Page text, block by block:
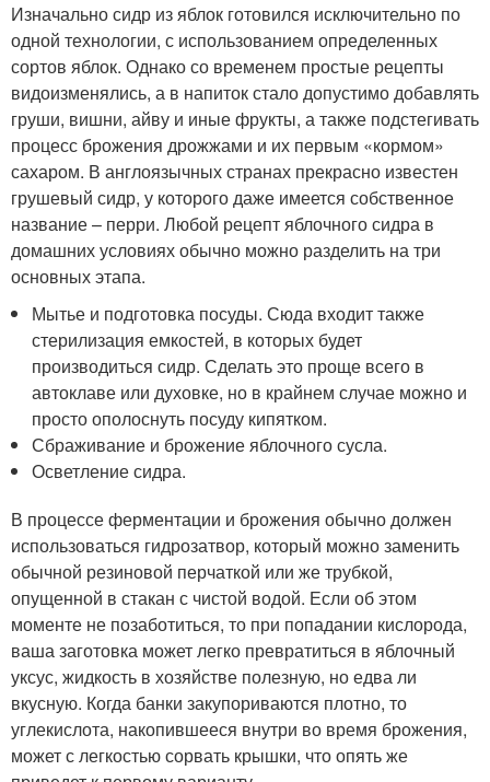
Изначально сидр из яблок готовился исключительно по
одной технологии, с использованием определенных
сортов яблок. Однако со временем простые рецепты
видоизменялись, а в напиток стало допустимо добавлять
груши, вишни, айву и иные фрукты, а также подстегивать
процесс брожения дрожжами и их первым «кормом»
сахаром. В англоязычных странах прекрасно известен
грушевый сидр, у которого даже имеется собственное
название – перри. Любой рецепт яблочного сидра в
домашних условиях обычно можно разделить на три
основных этапа.
Мытье и подготовка посуды. Сюда входит также
стерилизация емкостей, в которых будет
производиться сидр. Сделать это проще всего в
автоклаве или духовке, но в крайнем случае можно и
просто ополоснуть посуду кипятком.
Сбраживание и брожение яблочного сусла.
Осветление сидра.
В процессе ферментации и брожения обычно должен
использоваться гидрозатвор, который можно заменить
обычной резиновой перчаткой или же трубкой,
опущенной в стакан с чистой водой. Если об этом
моменте не позаботиться, то при попадании кислорода,
ваша заготовка может легко превратиться в яблочный
уксус, жидкость в хозяйстве полезную, но едва ли
вкусную. Когда банки закупориваются плотно, то
углекислота, накопившееся внутри во время брожения,
может с легкостью сорвать крышки, что опять же